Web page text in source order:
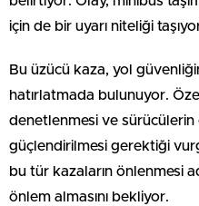
için de bir uyarı niteliği
Bu üzücü kaza, yol
hatırlatmada bulunuyor.
denetlenmesi ve
güçlendirilmesi gerektiği
bu tür kazaların önlenmesi
önlem almasını bekliyor.